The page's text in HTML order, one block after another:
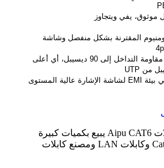
موثوق، يفي ويتجاوز
المقترنة بشكل منفصل وشاشة
أسلاك لتحسين مقاومة التداخل إلى 90 ديسيبل، أي أعلى
كابل يستخدم في بيئة EMI لشاشة الإشارة عالية المستوى